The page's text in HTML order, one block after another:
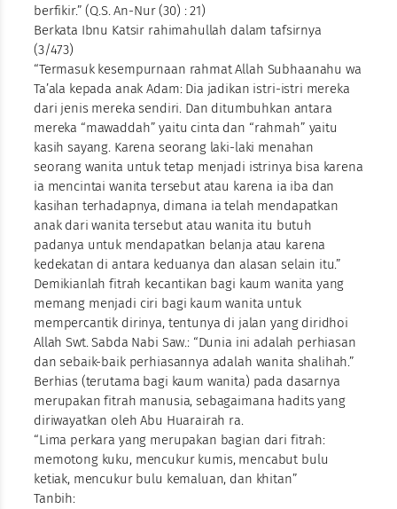
berfikir.” (Q.S. An-Nur (30) : 21)
Berkata Ibnu Katsir rahimahullah dalam tafsirnya
(3/473)
“Termasuk kesempurnaan rahmat Allah Subhaanahu wa
Ta’ala kepada anak Adam: Dia jadikan istri-istri mereka
dari jenis mereka sendiri. Dan ditumbuhkan antara
mereka “mawaddah” yaitu cinta dan “rahmah” yaitu
kasih sayang. Karena seorang laki-laki menahan
seorang wanita untuk tetap menjadi istrinya bisa karena
ia mencintai wanita tersebut atau karena ia iba dan
kasihan terhadapnya, dimana ia telah mendapatkan
anak dari wanita tersebut atau wanita itu butuh
padanya untuk mendapatkan belanja atau karena
kedekatan di antara keduanya dan alasan selain itu.”
Demikianlah fitrah kecantikan bagi kaum wanita yang
memang menjadi ciri bagi kaum wanita untuk
mempercantik dirinya, tentunya di jalan yang diridhoi
Allah Swt. Sabda Nabi Saw.: “Dunia ini adalah perhiasan
dan sebaik-baik perhiasannya adalah wanita shalihah.”
Berhias (terutama bagi kaum wanita) pada dasarnya
merupakan fitrah manusia, sebagaimana hadits yang
diriwayatkan oleh Abu Huarairah ra.
“Lima perkara yang merupakan bagian dari fitrah:
memotong kuku, mencukur kumis, mencabut bulu
ketiak, mencukur bulu kemaluan, dan khitan”
Tanbih: